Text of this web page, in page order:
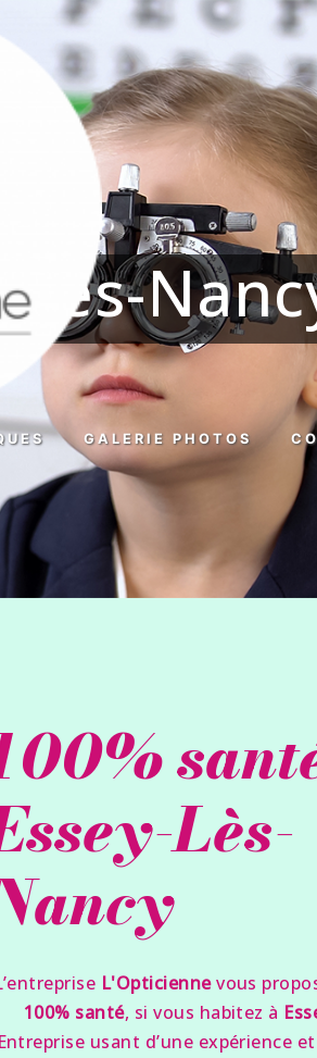
GALERIE PHOTOS
Lès-
Lès-
L'Opticiennevous
100% santé, si vous habitez à
Entreprise usant d’une expérience